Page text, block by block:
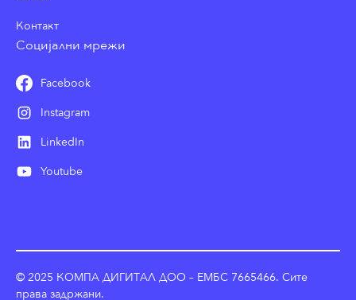
Контакт
Социјални мрежи
Facebook
Instagram
LinkedIn
Youtube
© 2025 КОМПА ДИГИТАЛ ДОО – ЕМБС 7665466. Сите
права задржани.